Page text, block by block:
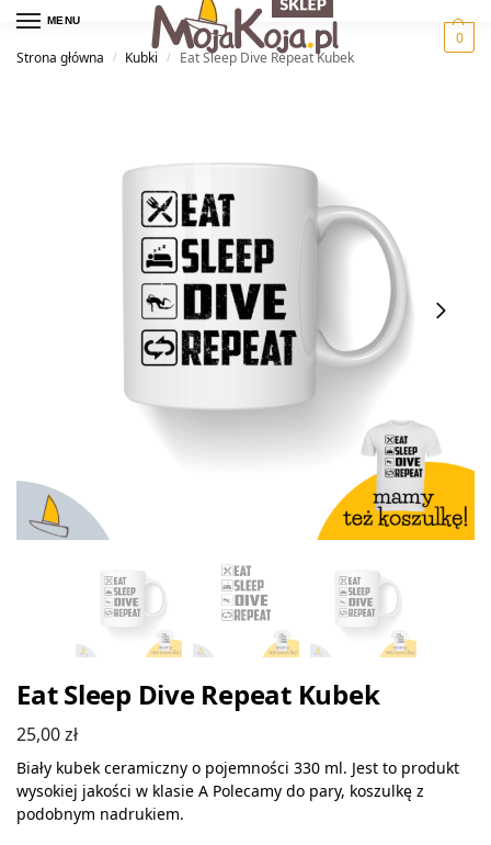
MENU
0
Strona główna
/ Kubki / Eat Sleep Dive Repeat Kubek
Eat Sleep Dive Repeat Kubek
25,00zł
Biały kubek ceramiczny o pojemności 330 ml. Jest to produkt
wysokiej jakości w klasie A Polecamy do pary, koszulkę z
podobnym nadrukiem.